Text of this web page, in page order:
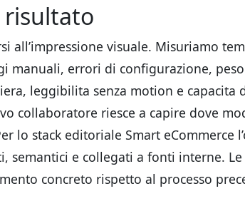
risultato
all’impressione visuale. Misuriamo
manuali, errori di configurazione,
leggibilita senza motion e capacita
collaboratore riesce a capire dove
lo stack editoriale Smart eCommerce
semantici e collegati a fonti interne.
concreto rispetto al processo